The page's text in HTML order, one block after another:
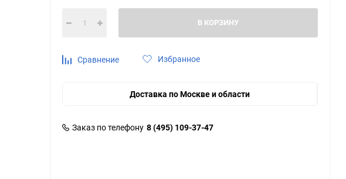
В КОРЗИНУ
Сравнение Избранное
Доставка по Москве и области
Заказ по телефону 8 (495) 109-37-47